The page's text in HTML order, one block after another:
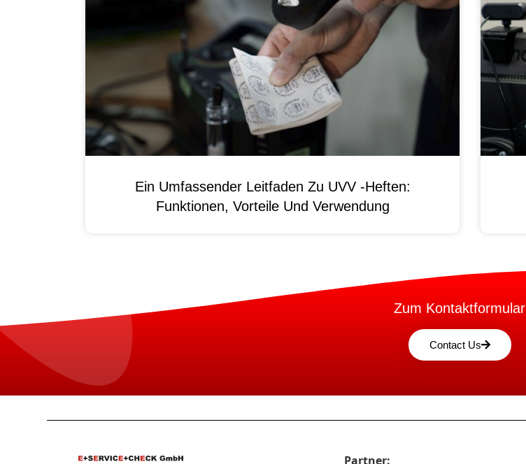
Ein Umfassender Leitfaden Zu UVV -Heften:
Funktionen, Vorteile Und Verwendung
Zum Kontaktformular
Contact Us
Partner: